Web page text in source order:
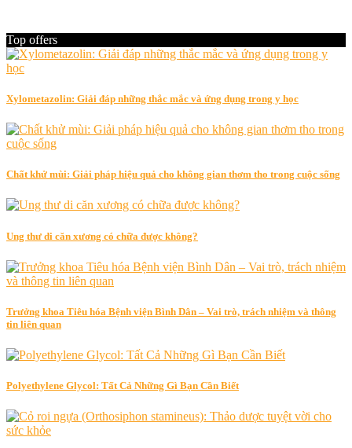
Top offers
Xylometazolin: Giải đáp những thắc mắc và ứng dụng trong y học
Chất khử mùi: Giải pháp hiệu quả cho không gian thơm tho trong cuộc sống
Ung thư di căn xương có chữa được không?
Trưởng khoa Tiêu hóa Bệnh viện Bình Dân – Vai trò, trách nhiệm và thông
tin liên quan
Polyethylene Glycol: Tất Cả Những Gì Bạn Cần Biết